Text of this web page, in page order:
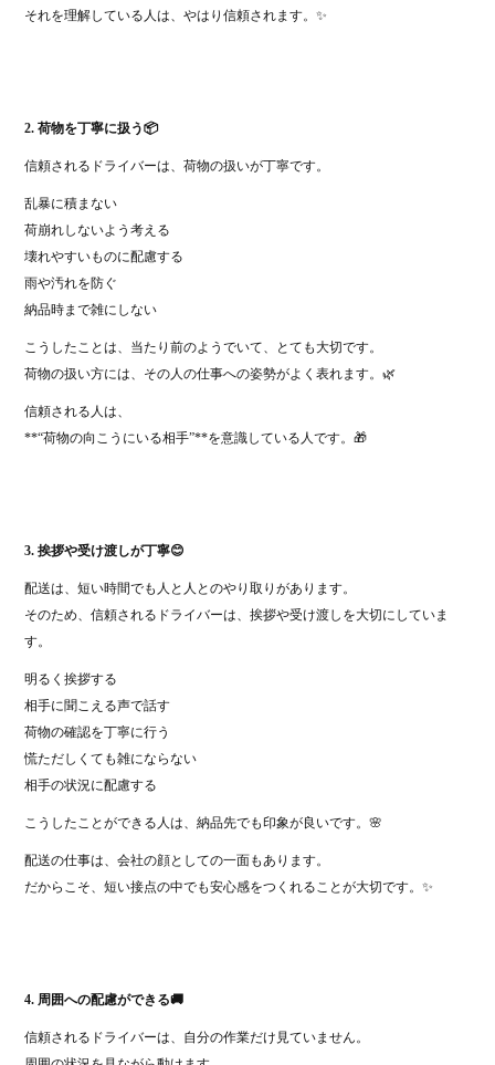
それを理解している人は、やはり信頼されます。✨
2. 荷物を丁寧に扱う📦
信頼されるドライバーは、荷物の扱いが丁寧です。
乱暴に積まない
荷崩れしないよう考える
壊れやすいものに配慮する
雨や汚れを防ぐ
納品時まで雑にしない
こうしたことは、当たり前のようでいて、とても大切です。
荷物の扱い方には、その人の仕事への姿勢がよく表れます。🌿
信頼される人は、
**“荷物の向こうにいる相手”**を意識している人です。🎁
3. 挨拶や受け渡しが丁寧😊
配送は、短い時間でも人と人とのやり取りがあります。
そのため、信頼されるドライバーは、挨拶や受け渡しを大切にしていま
す。
明るく挨拶する
相手に聞こえる声で話す
荷物の確認を丁寧に行う
慌ただしくても雑にならない
相手の状況に配慮する
こうしたことができる人は、納品先でも印象が良いです。🌸
配送の仕事は、会社の顔としての一面もあります。
だからこそ、短い接点の中でも安心感をつくれることが大切です。✨
4. 周囲への配慮ができる🚚
信頼されるドライバーは、自分の作業だけ見ていません。